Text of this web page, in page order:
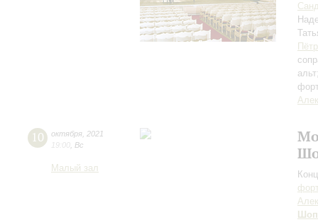
10 октября 2021
19:00 Вс
Малый зал